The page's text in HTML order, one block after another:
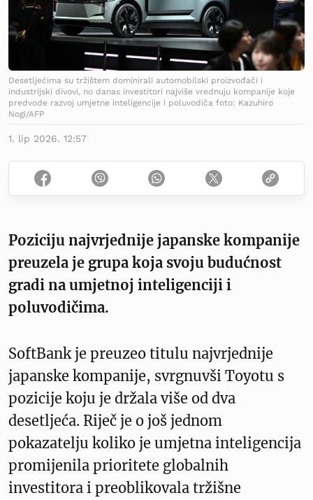
Desetljećima su tržištem dominirali automobilski proizvođači i
industrijski divovi, no danas investitori najviše vrednuju kompanije koje
predvode razvoj umjetne inteligencije i poluvodiča foto: Kazuhiro
Nogi/AFP
1. lip 2026. 12:57
Poziciju najvrjednije japanske kompanije
preuzela je grupa koja svoju budućnost
gradi na umjetnoj inteligenciji i
poluvodičima.
SoftBank je preuzeo titulu najvrjednije
japanske kompanije, svrgnuvši Toyotu s
pozicije koju je držala više od dva
desetljeća. Riječ je o još jednom
pokazatelju koliko je umjetna inteligencija
promijenila prioritete globalnih
investitora i preoblikovala tržišne